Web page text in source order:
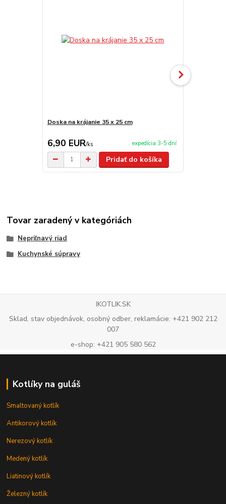
Doska na krájanie 35 x 25 cm
6,90 EUR/ks expedícia 3-5 dní
Pridať do košíka
Tovar zaradený v kategóriách
Nepriľnavý riad
Kuchynské súpravy
IKOTLIK.SK
Sklad, stav objednávok, osobný odber, reklamácie: +421 902 212
007
e-shop: +421 905 580 562
Kotlíky na guláš
Smaltovaný kotlík
Antikorový kotlík
Nerezový kotlík
Medený kotlík
Liatinový kotlík
Železný kotlík